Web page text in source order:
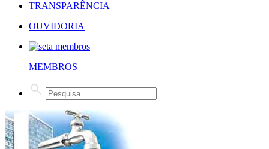
TRANSPARÊNCIA
OUVIDORIA
MEMBROS